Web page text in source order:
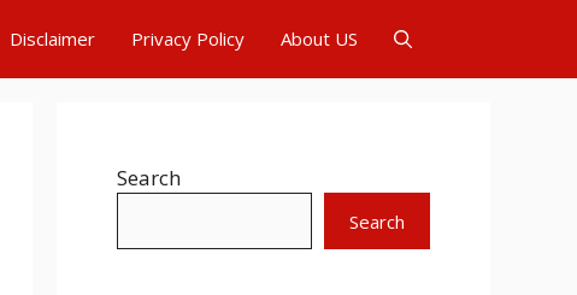
Disclaimer Privacy Policy About US
Search
Search